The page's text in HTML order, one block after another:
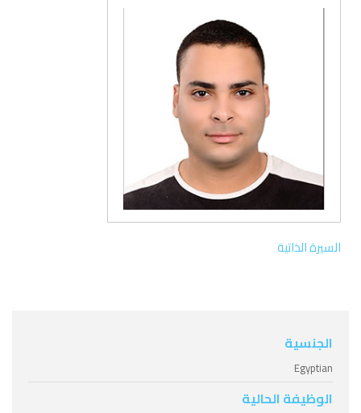
السيرة الذاتية
الجنسية
Egyptian
الوظيفة الحالية